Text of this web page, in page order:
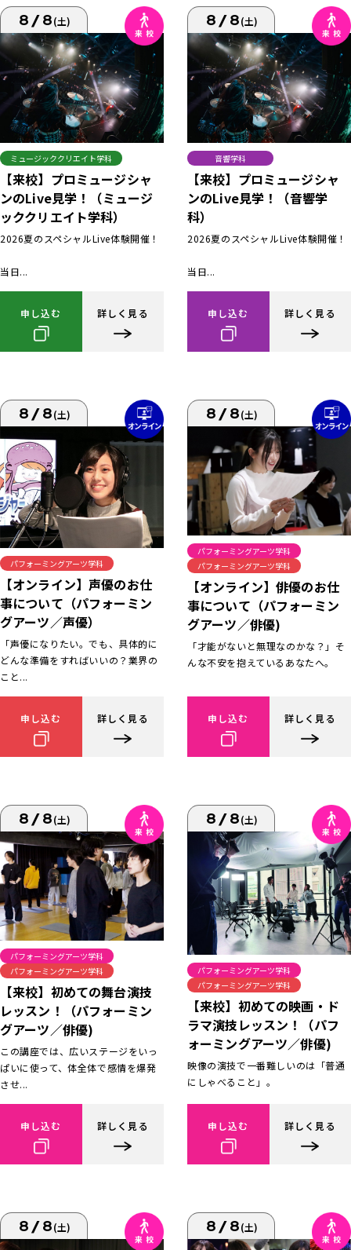
8/8(土)
ミュージッククリエイト学科
【来校】プロミュージシャ
ンのLive見学！（ミュージ
ッククリエイト学科）
2026夏のスペシャルLive体験開催！
当日...
申し込む 詳しく見る
8/8(土)
音響学科
【来校】プロミュージシャ
ンのLive見学！（音響学
科）
2026夏のスペシャルLive体験開催！
当日...
申し込む 詳しく見る
8/8(土)
パフォーミングアーツ学科
【オンライン】声優のお仕
事について（パフォーミン
グアーツ／声優）
「声優になりたい。でも、具体的に
どんな準備をすればいいの？業界の
こと...
申し込む 詳しく見る
8/8(土)
パフォーミングアーツ学科
パフォーミングアーツ学科
【オンライン】俳優のお仕
事について（パフォーミン
グアーツ／俳優)
「才能がないと無理なのかな？」そ
んな不安を抱えているあなたへ。
申し込む 詳しく見る
8/8(土)
パフォーミングアーツ学科
パフォーミングアーツ学科
【来校】初めての舞台演技
レッスン！（パフォーミン
グアーツ／俳優)
この講座では、広いステージをいっ
ぱいに使って、体全体で感情を爆発
させ...
申し込む 詳しく見る
8/8(土)
パフォーミングアーツ学科
パフォーミングアーツ学科
【来校】初めての映画・ド
ラマ演技レッスン！（パフ
ォーミングアーツ／俳優)
映像の演技で一番難しいのは「普通
にしゃべること」。
申し込む 詳しく見る
8/8(土) 8/8(土)